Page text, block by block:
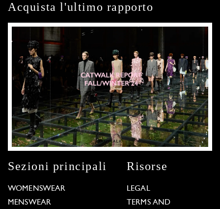
Acquista l'ultimo rapporto
Sezioni principali
WOMENSWEAR
MENSWEAR
Risorse
LEGAL
TERMS AND